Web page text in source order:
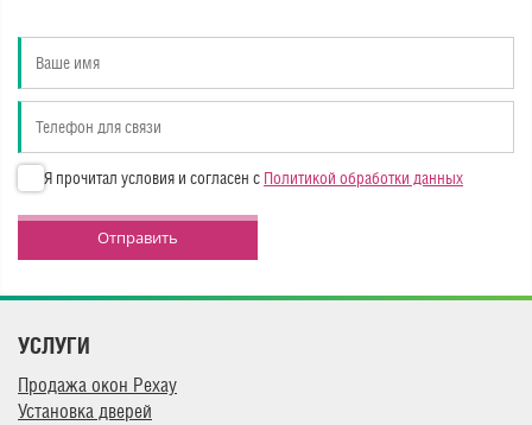
Я прочитал условия и согласен с Политикой обработки данных
Отправить
УСЛУГИ
Продажа окон Рехау
Установка дверей